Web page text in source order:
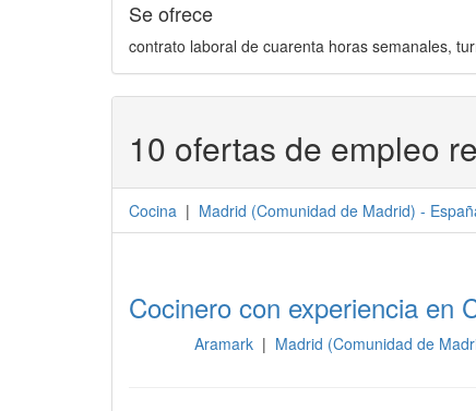
Se ofrece
contrato laboral de cuarenta horas semanales,
10 ofertas de empleo
Cocina | Madrid (Comunidad de Madrid) -
Cocinero con experiencia en
Aramark | Madrid (Comunidad de